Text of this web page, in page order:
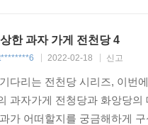
한 과자 가게 전천당 4
2022-02-18 신고
다리는 전천당 시리즈, 이번
과자가게 전청당과 화앙당
가 어떠할지를 궁금해하게